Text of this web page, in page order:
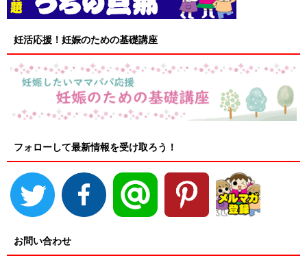
妊活応援！妊娠のための基礎講座
フォローして最新情報を受け取ろう！
お問い合わせ